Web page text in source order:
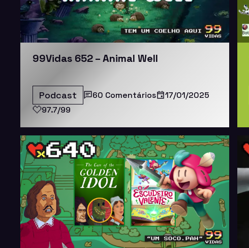
99Vidas 652 – Animal Well
Podcast 60 Comentários
17/01/2025
97.7/99